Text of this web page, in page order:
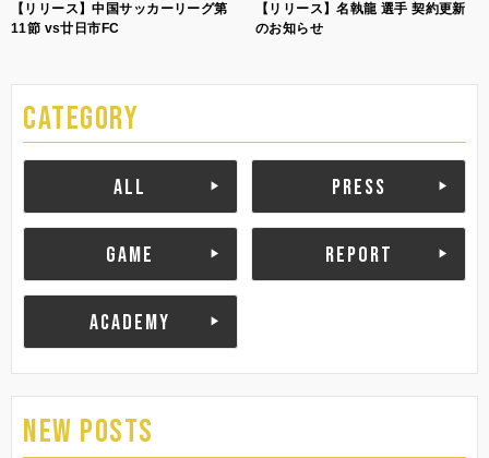
【リリース】中国サッカーリーグ第
11節 vs廿日市FC
【リリース】名執龍 選手 契約更新
のお知らせ
CATEGORY
ALL PRESS
GAME REPORT
ACADEMY
NEW POSTS